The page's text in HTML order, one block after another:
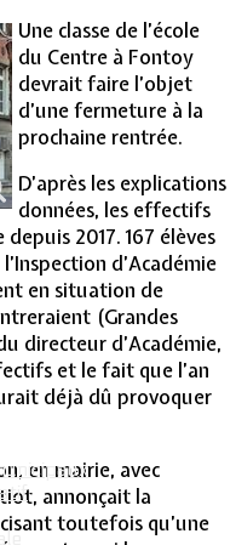
Une classe de l’école
du Centre à Fontoy
devrait faire l’objet
d’une fermeture à la
prochaine rentrée.
D’après les explications
données, les effectifs
2017. 167 élèves
d’Académie
en situation de
(Grandes
directeur d’Académie,
et le fait que l’an
déjà dû provoquer
en mairie, avec
annonçait la
toutefois qu’une